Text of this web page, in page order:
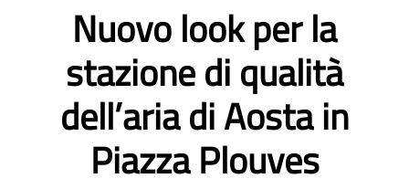
Nuovo look per la
stazione di qualità
dell’aria di Aosta in
Piazza Plouves